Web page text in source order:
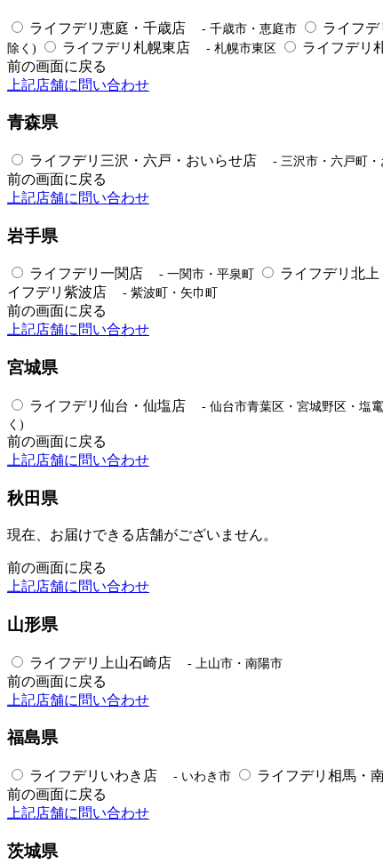
ライフデリ恵庭・千歳店 - 千歳市・恵庭市 ライフ
除く)
ライフデリ札幌東店 - 札幌市東区 ライフデリ
前の画面に戻る
上記店舗に問い合わせ
青森県
ライフデリ三沢・六戸・おいらせ店 - 三沢市・六戸町
前の画面に戻る
上記店舗に問い合わせ
岩手県
ライフデリ一関店 - 一関市・平泉町 ライフデリ北
イフデリ紫波店
- 紫波町・矢巾町
前の画面に戻る
上記店舗に問い合わせ
宮城県
ライフデリ仙台・仙塩店 - 仙台市青葉区・宮城野区・塩
く)
前の画面に戻る
上記店舗に問い合わせ
秋田県
現在、お届けできる店舗がございません。
前の画面に戻る
上記店舗に問い合わせ
山形県
ライフデリ上山石崎店 - 上山市・南陽市
前の画面に戻る
上記店舗に問い合わせ
福島県
ライフデリいわき店 - いわき市 ライフデリ相馬・
前の画面に戻る
上記店舗に問い合わせ
茨城県